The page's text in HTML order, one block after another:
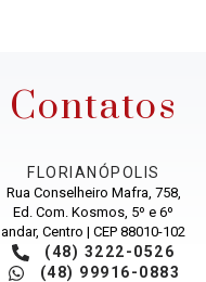
Contatos
FLORIANÓPOLIS
Rua Conselheiro Mafra, 758,
Ed. Com. Kosmos, 5º e 6º
andar, Centro | CEP 88010-102
(48) 3222-0526
(48) 99916-0883